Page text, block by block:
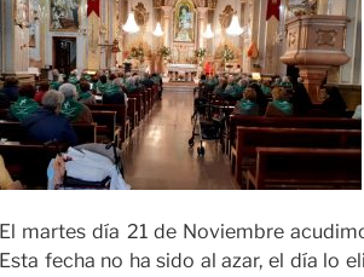
El martes día 21 de Noviembre
Esta fecha no ha sido al azar, el día lo